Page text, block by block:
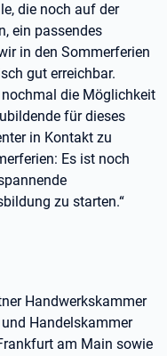
die noch auf der
ein passendes
in den Sommerferien
gut erreichbar.
die Möglichkeit
für dieses
in Kontakt zu
Es ist noch
zu starten.“
Handwerkskammer
Handelskammer
am Main sowie